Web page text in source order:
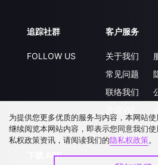
追踪社群
FOLLOW US
客户服务
关于我们
常见问题
联络我们
下载 APP
为提供您更多优质的服务与内容，本网站
继续阅览本网站内容，即表示您同意我们
私权政策资讯，请阅读我们的隐私权政策。